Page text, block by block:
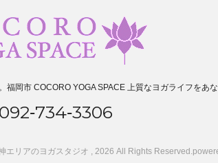
福岡市 COCORO YOGA SPACE 上質なヨガライフをあな
092‐734‐3306
エリアのヨガスタジオ , 2026 All Rights Reserved.